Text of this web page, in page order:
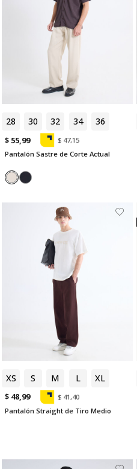
28 30 32 34 36
$ 55,99
$ 47,15
Pantalón Sastre de Corte Actual
XS S M L XL
$ 48,99
$ 41,40
Pantalón Straight de Tiro Medio